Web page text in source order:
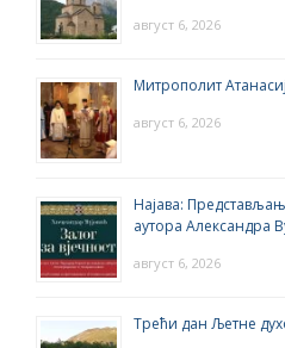
август 6, 2026
Митрополит
август 6, 2026
Најава:
аутора Александра
август 6, 2026
Трећи дан Љетне